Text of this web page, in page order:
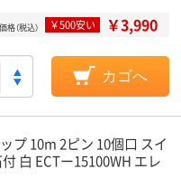
格（税込） ￥500安い ￥3,990
カゴへ
プ 10m 2ピン 10個口 スイ
白 ECTー15100WH エレ